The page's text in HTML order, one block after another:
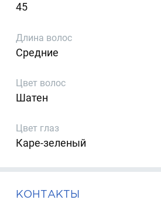
45
Длина волос
Средние
Цвет волос
Шатен
Цвет глаз
Каре-зеленый
КОНТАКТЫ